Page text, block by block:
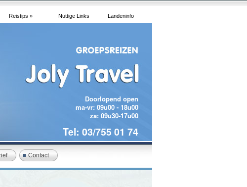
Reistips » Nuttige Links Landeninfo
Doorlopend open
ma-vr: 09u00 - 18u00
za: 09u30-17u00
Tel: 03/755 01 74
Contact